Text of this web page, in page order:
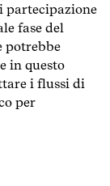
partecipazione
fase del
potrebbe
in questo
i flussi di
per